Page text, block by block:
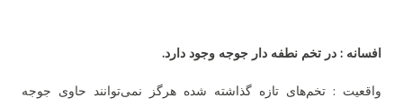
افسانه : در تخم نطفه دار جوجه وجود دارد.
واقعیت : تخم‌های تازه گذاشته شده هرگز نمی‌توانند حاوی جوجه